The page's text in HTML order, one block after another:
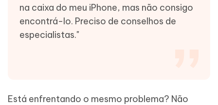
na caixa do meu iPhone, mas não consigo
encontrá-lo. Preciso de conselhos de
especialistas."
Está enfrentando o mesmo problema? Não